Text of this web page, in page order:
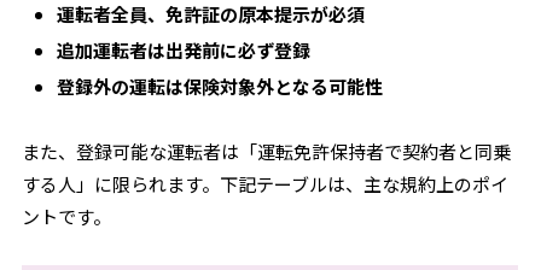
運転者全員、免許証の原本提示が必須
追加運転者は出発前に必ず登録
登録外の運転は保険対象外となる可能性
また、登録可能な運転者は「運転免許保持者で契約者と同乗
する人」に限られます。下記テーブルは、主な規約上のポイ
ントです。